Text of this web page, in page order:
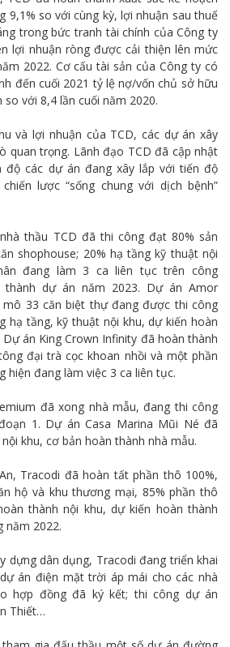
9,1% so với cùng kỳ, lợi nhuận sau thuế
trong bức tranh tài chính của Công ty
lợi nhuận ròng được cải thiện lên mức
2022. Cơ cấu tài sản của Công ty có
đến cuối 2021 tỷ lệ nợ/vốn chủ sở hữu
với 8,4 lần cuối năm 2020.
và lợi nhuận của TCD, các dự án xây
quan trọng. Lãnh đạo TCD đã cập nhật
các dự án đang xây lắp với tiến độ
lược “sống chung với dịch bệnh”
thầu TCD đã thi công đạt 80% sản
shophouse; 20% hạ tầng kỹ thuật nội
đang làm 3 ca liên tục trên công
dự án năm 2023. Dự án Amor
mô 33 căn biệt thự đang được thi công
hạ tầng, kỹ thuật nội khu, dự kiến hoàn
án King Crown Infinity đã hoàn thành
đại trà cọc khoan nhồi và một phần
hiện đang làm việc 3 ca liên tục.
đã xong nhà mẫu, đang thi công
1. Dự án Casa Marina Mũi Né đã
khu, cơ bản hoàn thành nhà mẫu.
Tracodi đã hoàn tất phần thô 100%,
hộ và khu thương mại, 85% phần thô
thành nội khu, dự kiến hoàn thành
năm 2022.
dựng dân dụng, Tracodi đang triển khai
án điện mặt trời áp mái cho các nhà
hợp đồng đã ký kết; thi công dự án
Thiết…